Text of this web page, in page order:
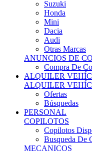
Suzuki
Honda
Mini
Dacia
Audi
Otras Marcas
ANUNCIOS DE
Compra De
ALQUILER
ALQUILER
Ofertas
Búsquedas
PERSONAL
COPILOTOS
Copilotos
Busqueda De
MECANICOS